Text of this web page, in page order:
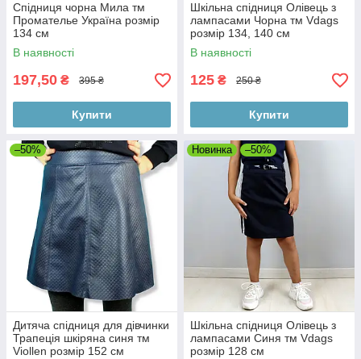
Спідниця чорна Мила тм
Промателье Україна розмір
134 см
В наявності
197,50 ₴ 395 ₴
Купити
Шкільна спідниця Олівець з
лампасами Чорна тм Vdags
розмір 134, 140 см
В наявності
125 ₴ 250 ₴
Купити
–50%
Дитяча спідниця для дівчинки
Трапеція шкіряна синя тм
Viollen розмір 152 см
Новинка –50%
Шкільна спідниця Олівець з
лампасами Синя тм Vdags
розмір 128 см